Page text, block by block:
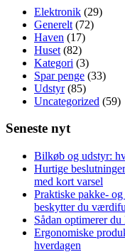
bedst
muligt
når
du
Elektronik (29)
Generelt (72)
Haven (17)
Huset (82)
Kategori (3)
Spar penge (33)
Udstyr(85)
Uncategorized (59)
Seneste nyt
Bilkøb og udstyr:
Hurtige
med kort varsel
Praktiske pakke-
beskytter du
Sådan optimerer
Ergonomiske
hverdagen